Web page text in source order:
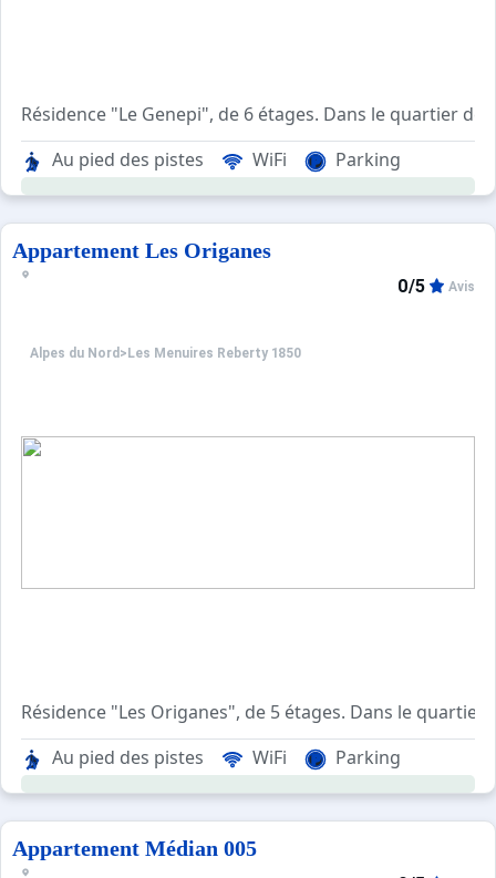
Résidence "Le Genepi", de 6 étages. Dans le quartier
Au pied des pistes
WiFi Parking
Appartement Les Origanes
Alpes du Nord > Les Menuires Reberty 1850
0/5 Avis
Résidence "Les Origanes", de 5 étages. Dans le
"Origanes 535" studio 18 m2 au 5ème étage.
Au pied des pistes WiFi Parking
Appartement Médian 005